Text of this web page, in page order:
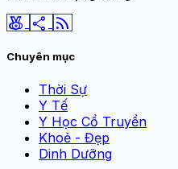
social_leaderboard share rss_feed
Chuyên mục
Thời Sự
Y Tế
Y Học Cổ Truyền
Khoẻ - Đẹp
Dinh Dưỡng